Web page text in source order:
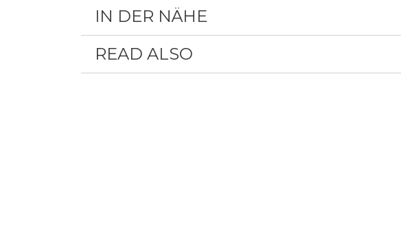
IN DER NÄHE
READ ALSO